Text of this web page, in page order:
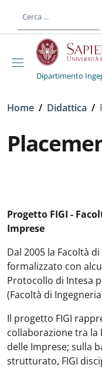
al contenuto
Dipartimento
Briciole di pane
Home / Didattica /
Progetto FIGI -
Imprese
Dal 2005 la Facoltà
formalizzato con
Protocollo di Intesa
(Facoltà di
Il progetto FIGI
collaborazione tra la
delle Imprese; sulla
strutturato, FIGI